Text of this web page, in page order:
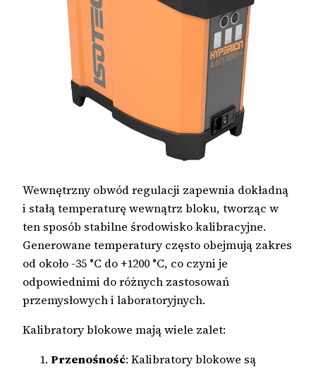
Wewnętrzny obwód regulacji zapewnia dokładną
i stałą temperaturę wewnątrz bloku, tworząc w
ten sposób stabilne środowisko kalibracyjne.
Generowane temperatury często obejmują zakres
od około -35 °C do +1200 °C, co czyni je
odpowiednimi do różnych zastosowań
przemysłowych i laboratoryjnych.
Kalibratory blokowe mają wiele zalet:
Przenośność: Kalibratory blokowe są